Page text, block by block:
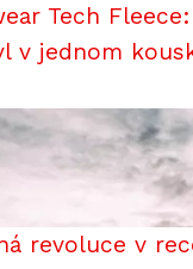
Tech
v jednom
revoluce v